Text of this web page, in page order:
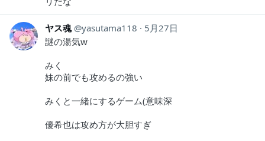
ヤス魂 yasutama118
5月27日
謎の湯気w
みく
妹の前でも攻めるの強い
みくと一緒にするゲーム(意味深
優希也は攻め方が大胆すぎ